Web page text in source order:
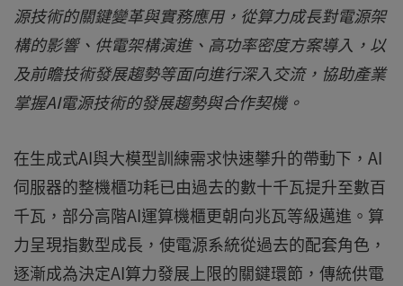
源技術的關鍵變革與實務應用，從算力成長對電源架
構的影響、供電架構演進、高功率密度方案導入，以
及前瞻技術發展趨勢等面向進行深入交流，協助產業
掌握AI電源技術的發展趨勢與合作契機。
在生成式AI與大模型訓練需求快速攀升的帶動下，AI
伺服器的整機櫃功耗已由過去的數十千瓦提升至數百
千瓦，部分高階AI運算機櫃更朝向兆瓦等級邁進。算
力呈現指數型成長，使電源系統從過去的配套角色，
逐漸成為決定AI算力發展上限的關鍵環節，傳統供電